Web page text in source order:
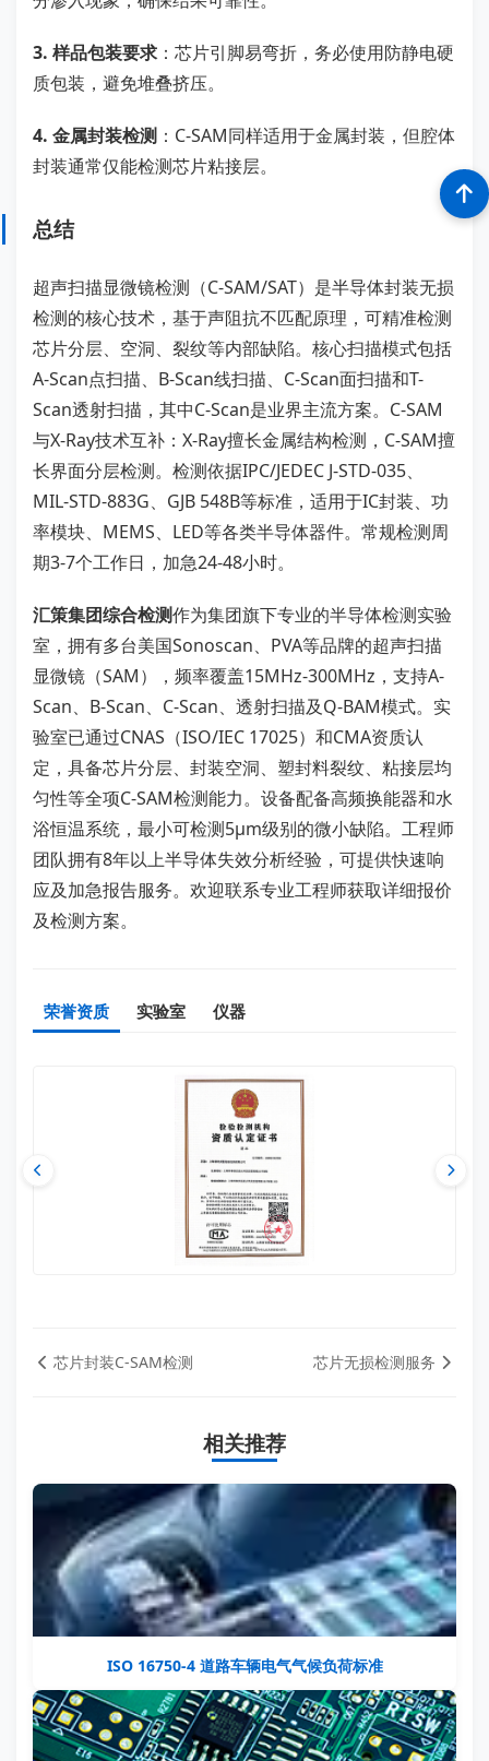
3. 样品包装要求 ：芯片引脚易弯折，务必使用防静电硬
质包装，避免堆叠挤压。
4. 金属封装检测 ：C-SAM同样适用于金属封装，但腔体
封装通常仅能检测芯片粘接层。
总结
超声扫描显微镜检测（C-SAM/SAT）是半导体封装无损
检测的核心技术，基于声阻抗不匹配原理，可精准检测
芯片分层、空洞、裂纹等内部缺陷。核心扫描模式包括
A-Scan点扫描、B-Scan线扫描、C-Scan面扫描和T-
Scan透射扫描，其中C-Scan是业界主流方案。C-SAM
与X-Ray技术互补：X-Ray擅长金属结构检测，C-SAM擅
长界面分层检测。检测依据IPC/JEDEC J-STD-035、
MIL-STD-883G、GJB 548B等标准，适用于IC封装、功
率模块、MEMS、LED等各类半导体器件。常规检测周
期3-7个工作日，加急24-48小时。
汇策集团综合检测作为集团旗下专业的半导体检测实验
室，拥有多台美国Sonoscan、PVA等品牌的超声扫描
显微镜（SAM），频率覆盖15MHz-300MHz，支持A-
Scan、B-Scan、C-Scan、透射扫描及Q-BAM模式。实
验室已通过CNAS（ISO/IEC 17025）和CMA资质认
定，具备芯片分层、封装空洞、塑封料裂纹、粘接层均
匀性等全项C-SAM检测能力。设备配备高频换能器和水
浴恒温系统，最小可检测5μm级别的微小缺陷。工程师
团队拥有8年以上半导体失效分析经验，可提供快速响
应及加急报告服务。欢迎联系专业工程师获取详细报价
及检测方案。
荣誉资质 实验室 仪器
芯片封装C-SAM检测 芯片无损检测服务
相关推荐
ISO 16750-4 道路车辆电气气候负荷标准